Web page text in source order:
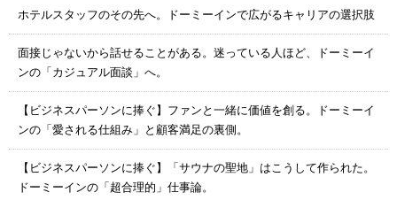
ホテルスタッフのその先へ。ドーミーインで広がるキャリアの選択肢
面接じゃないから話せることがある。迷っている人ほど、ドーミーイ
ンの「カジュアル面談」へ。
【ビジネスパーソンに捧ぐ】ファンと一緒に価値を創る。ドーミーイ
ンの「愛される仕組み」と顧客満足の裏側。
【ビジネスパーソンに捧ぐ】「サウナの聖地」はこうして作られた。
ドーミーインの「超合理的」仕事論。